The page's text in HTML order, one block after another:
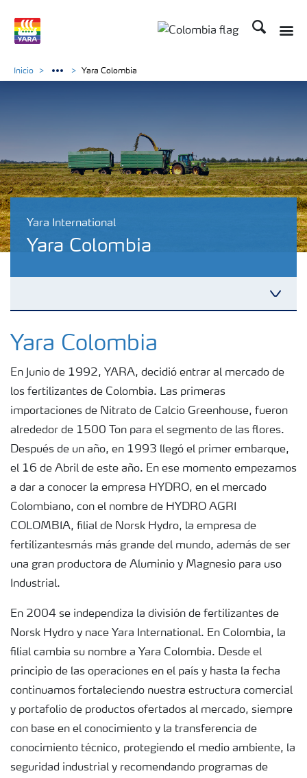
Buscar
Yara International
Yara Colombia
Yara Colombia
Donde operamos
Contacto
Proveedores
Inicio Yara Colombia
Yara Colombia
En Junio de 1992, YARA, decidió entrar al mercado de
los fertilizantes de Colombia. Las primeras
importaciones de Nitrato de Calcio Greenhouse, fueron
alrededor de 1500 Ton para el segmento de las flores.
Después de un año, en 1993 llegó el primer embarque,
el 16 de Abril de este año. En ese momento empezamos
a dar a conocer la empresa HYDRO, en el mercado
Colombiano, con el nombre de HYDRO AGRI
COLOMBIA, filial de Norsk Hydro, la empresa de
fertilizantesmás más grande del mundo, además de ser
una gran productora de Aluminio y Magnesio para uso
Industrial.
En 2004 se independiza la división de fertilizantes de
Norsk Hydro y nace Yara International. En Colombia, la
filial cambia su nombre a Yara Colombia. Desde el
principio de las operaciones en el país y hasta la fecha
continuamos fortaleciendo nuestra estructura comercial
y portafolio de productos ofertados al mercado, siempre
con base en el conocimiento y la transferencia de
conocimiento técnico, protegiendo el medio ambiente, la
seguridad industrial y recomendando programas de